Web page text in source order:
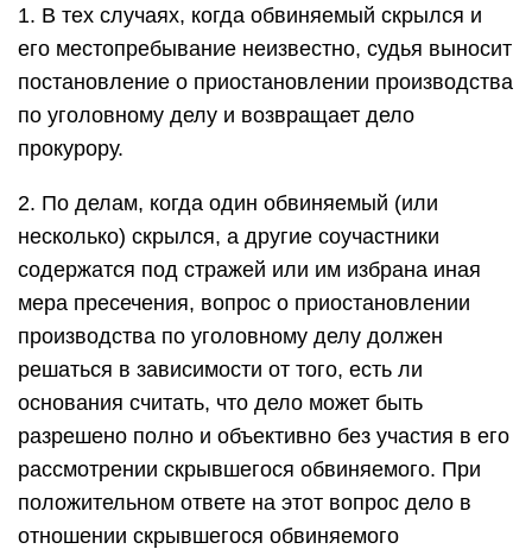
1. В тех случаях, когда обвиняемый скрылся и
его местопребывание неизвестно, судья выносит
постановление о приостановлении производства
по уголовному делу и возвращает дело
прокурору.
2. По делам, когда один обвиняемый (или
несколько) скрылся, а другие соучастники
содержатся под стражей или им избрана иная
мера пресечения, вопрос о приостановлении
производства по уголовному делу должен
решаться в зависимости от того, есть ли
основания считать, что дело может быть
разрешено полно и объективно без участия в его
рассмотрении скрывшегося обвиняемого. При
положительном ответе на этот вопрос дело в
отношении скрывшегося обвиняемого